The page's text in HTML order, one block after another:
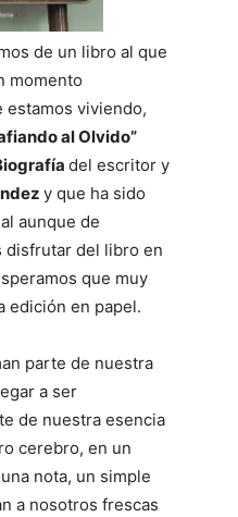
de un libro al que
momento
estamos viviendo,
al Olvido”
del escritor y
y que ha sido
aunque de
disfrutar del libro en
que muy
edición en papel.
parte de nuestra
a ser
de nuestra esencia
cerebro, en un
nota, un simple
a nosotros frescas